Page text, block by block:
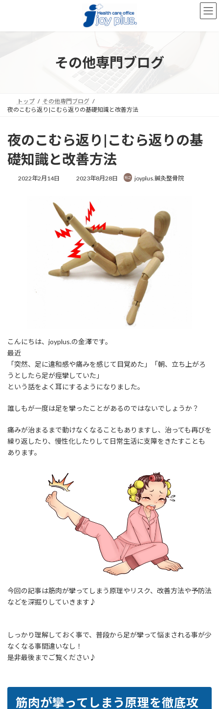
ン
ー
その他専門ブログ
トップ
その他専門ブログ
夜のこむら返り|こむら返りの基礎知識と改善方法
夜のこむら返り|こむら返りの基
礎知識と改善方法
2022年2月14日
最
時
:
2023年8月28日 joyplus.鍼灸整骨院
こんにちは、joyplus.の金澤です。
最近
「突然、足に違和感や痛みを感じて目覚めた」「朝、立ち上がろ
うとしたら足が痙攣していた」
という話をよく耳にするようになりました。
誰しもが一度は足を攣ったことがあるのではないでしょうか？
痛みが治まるまで動けなくなることもありますし、治っても再びを
繰り返したり、慢性化したりして日常生活に支障をきたすことも
あります。
今回の記事は筋肉が攣ってしまう原理やリスク、改善方法や予防法
などを深掘りしていきます♪
しっかり理解しておく事で、普段から足が攣って悩まされる事が少
なくなる事間違いなし！
是非最後までご覧ください♪
筋肉が攣ってしまう原理を徹底攻